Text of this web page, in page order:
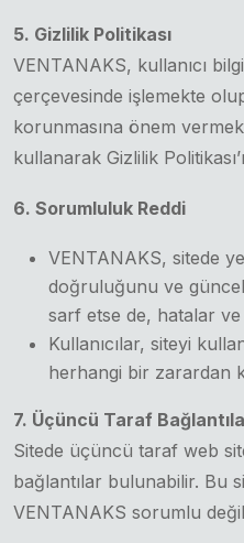
5. Gizlilik Politikası
VENTANAKS, kullanıcı
çerçevesinde işlemekte
korunmasına önem
kullanarak Gizlilik
6. Sorumluluk Reddi
VENTANAKS, sitede
doğruluğunu ve
sarf etse de, hatalar
Kullanıcılar, siteyi
herhangi bir zarardan
7. Üçüncü Taraf
Sitede üçüncü taraf web
bağlantılar bulunabilir. Bu
VENTANAKS sorumlu